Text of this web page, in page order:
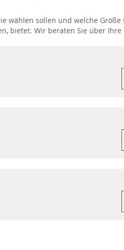
wählen sollen und welche
bietet. Wir beraten Sie über